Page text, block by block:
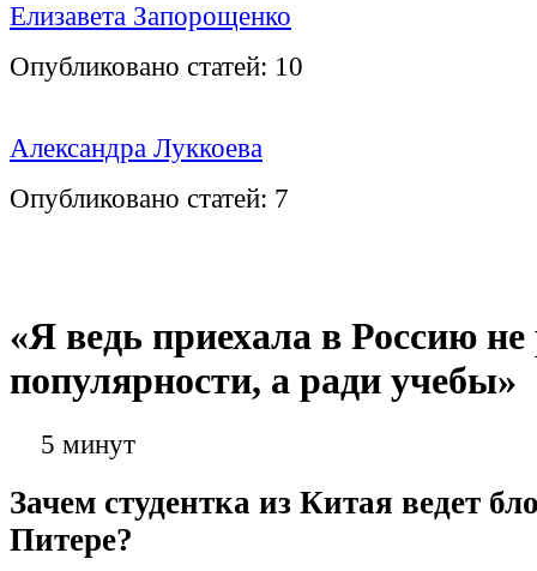
Елизавета Запорощенко
Опубликовано статей: 10
Александра Луккоева
Опубликовано статей: 7
«Я ведь приехала в Россию не
популярности, а ради учебы»
5 минут
Зачем студентка из Китая ведет
Питере?